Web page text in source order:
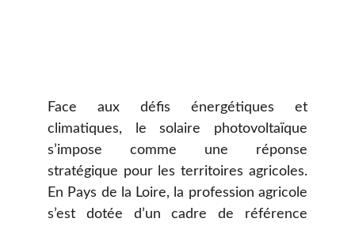
Face aux défis énergétiques et
climatiques, le solaire photovoltaïque
s’impose comme une réponse
stratégique pour les territoires agricoles.
En Pays de la Loire, la profession agricole
s’est dotée d’un cadre de référence